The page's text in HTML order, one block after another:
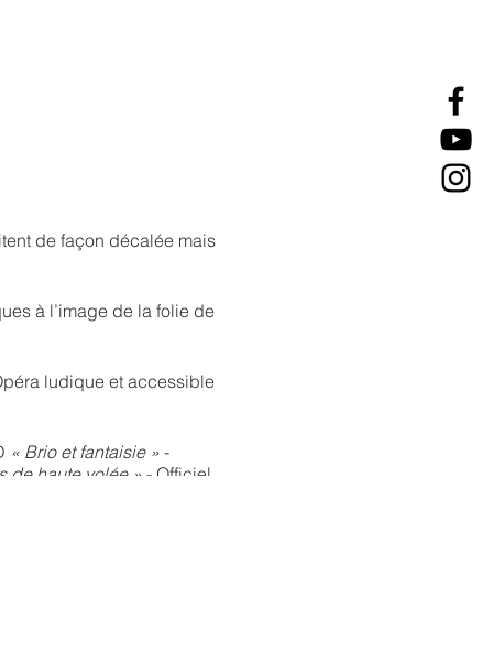
de façon décalée mais
à l’image de la folie de
ludique et accessible
« Brio et fantaisie »-
de haute volée »- Officiel